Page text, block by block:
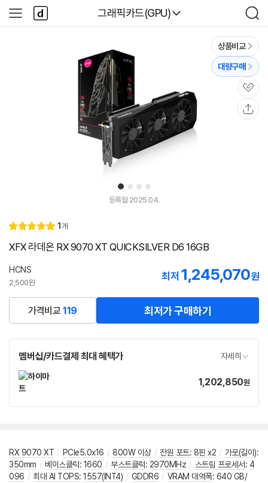
다나와
그래픽카드(GPU)
검
색
사
이
다
나
와
1 2 3 4
상품비교
대량구매
관
심
등록월 2025.04.
별
5.
리
1 개
XFX 라데온 RX 9070 XT QUICKSILVER D6 16GB
HCNS
2,500원
최저 1,245,070원
가격비교 119 최저가 구매하기
멤버십/카드결제 최대 혜택가 자세히
가1,202,850원
RX 9070 XT / PCIe5.0x16 / 800W 이상 / 전원 포트: 8핀 x2 / 가로(길이):
350mm / 베이스클럭: 1660 / 부스트클럭: 2970MHz / 스트림 프로세서: 4
096 / 최대 AI TOPS: 1557(INT4) / GDDR6 / VRAM 대역폭: 640 GB/